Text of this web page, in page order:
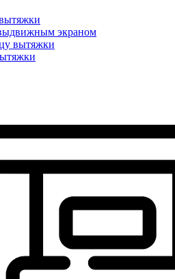
экраном
вытяжки